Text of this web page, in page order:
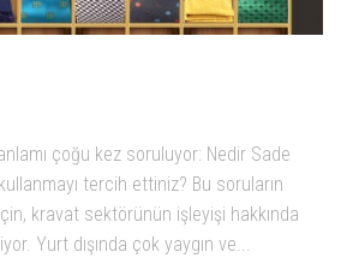
çoğu kez soruluyor: Nedir Sade
tercih ettiniz? Bu soruların
kravat sektörünün işleyişi hakkında
Yurt dışında çok yaygın ve...